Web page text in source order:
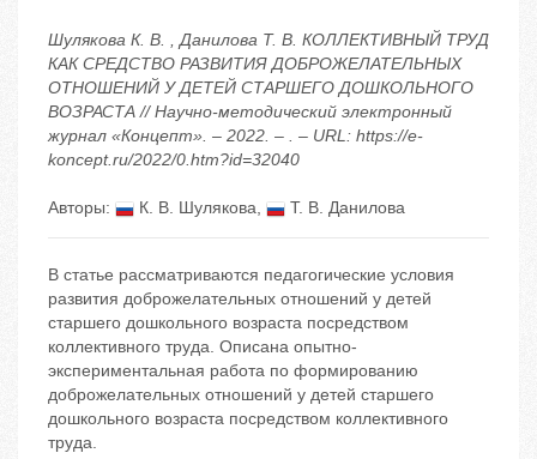
Шулякова К. В. , Данилова Т. В. КОЛЛЕКТИВНЫЙ ТРУД
КАК СРЕДСТВО РАЗВИТИЯ ДОБРОЖЕЛАТЕЛЬНЫХ
ОТНОШЕНИЙ У ДЕТЕЙ СТАРШЕГО ДОШКОЛЬНОГО
ВОЗРАСТА // Научно-методический электронный
журнал «Концепт». – 2022. – . – URL: https://e-
koncept.ru/2022/0.htm?id=32040
Авторы: К. В. Шулякова, Т. В. Данилова
В статье рассматриваются педагогические условия
развития доброжелательных отношений у детей
старшего дошкольного возраста посредством
коллективного труда. Описана опытно-
экспериментальная работа по формированию
доброжелательных отношений у детей старшего
дошкольного возраста посредством коллективного
труда.